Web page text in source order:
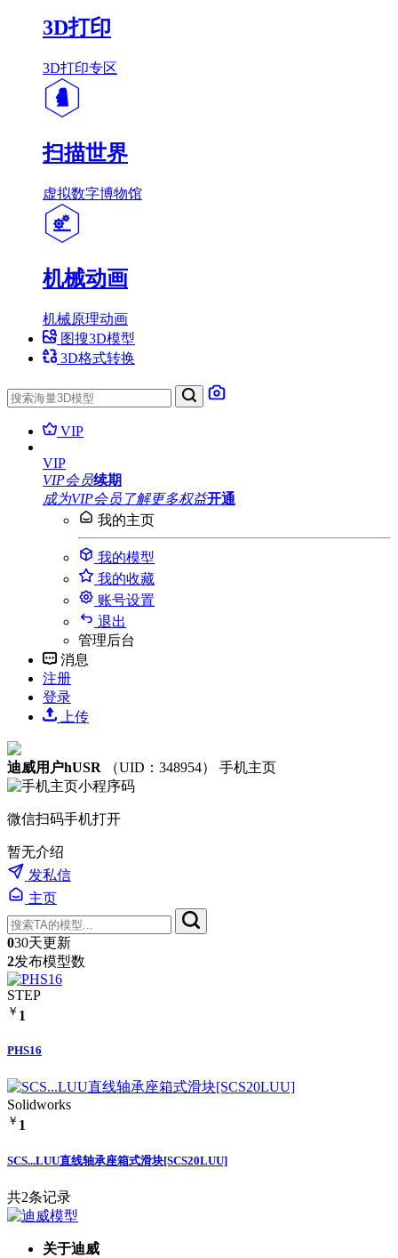
3D打印
3D打印专区
扫描世界
虚拟数字博物馆
机械动画
机械原理动画
图搜3D模型
3D格式转换
VIP
VIP
VIP会员续期
成为VIP会员 了解更多权益开通
我的主页
我的模型
我的收藏
账号设置
退出
管理后台
消息
注册
登录
上传
迪威用户hUSR （UID：348954） 手机主页
微信扫码手机打开
暂无介绍
发私信
主页
030天更新
2发布模型数
STEP
￥ 1
PHS16
Solidworks
￥ 1
SCS...LUU直线轴承座箱式滑块[SCS20LUU]
共2条记录
关于迪威